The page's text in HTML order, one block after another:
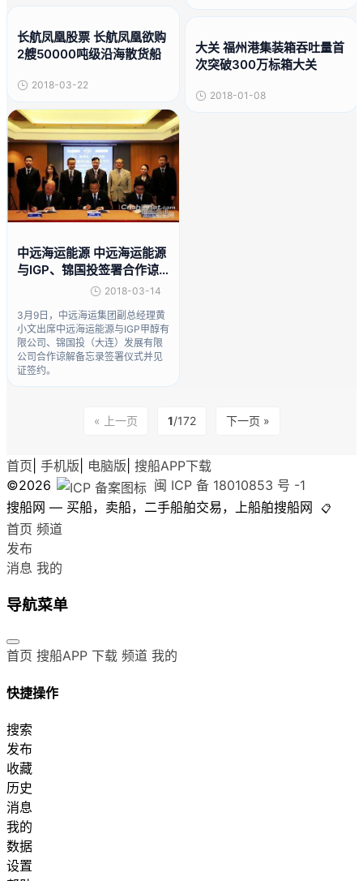
长航凤凰股票 长航凤凰欲购
2艘50000吨级沿海散货船
2018-03-22
中远海运能源 中远海运能源
与IGP、锦国投签署合作谅
2018-03-14
3月9日，中远海运集团副总经理黄
小文出席中远海运能源与IGP甲醇有
限公司、锦国投（大连）发展有限
公司合作谅解备忘录签署仪式并见
证签约。
大关 福州港集装箱吞吐量首
次突破300万标箱大关
2018-01-08
« 上一页 1/172 下一页 »
首页 手机版 电脑版 搜船APP下载
©2026
闽 ICP 备 18010853 号 -1
搜船网 — 买船，卖船，二手船舶交易，上船舶搜船网
📋
首页 频道
发布
消息 我的
导航菜单
首页 搜船APP 下载 频道 我的
快捷操作
搜索
发布
收藏
历史
消息
我的
数据
设置